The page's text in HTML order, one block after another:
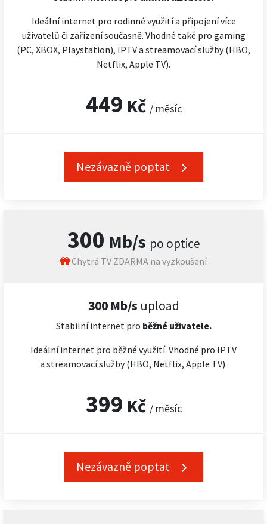
300 Mb/s po optice
Chytrá TV ZDARMA na vyzkoušení
300 Mb/s upload
Stabilní internet pro běžné uživatele.
Ideální internet pro běžné využití. Vhodné pro IPTV
a streamovací služby (HBO, Netflix, Apple TV).
399 Kč / měsíc
Nezávazně poptat
Ideální internet pro rodinné využití a připojení více
uživatelů či zařízení současně. Vhodné také pro gaming
(PC, XBOX, Playstation), IPTV a streamovací služby (HBO,
Netflix, Apple TV).
449 Kč / měsíc
Nezávazně poptat